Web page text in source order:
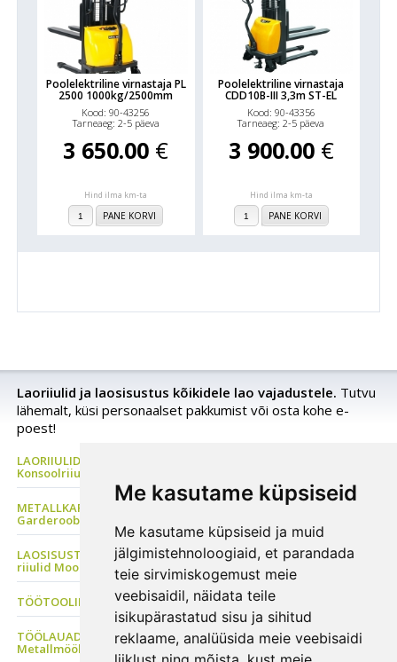
Me kasutame küpsiseid
Me kasutame küpsiseid ja muid
jälgimistehnoloogiaid, et parandada
teie sirvimiskogemust meie
veebisaidil, näidata teile
isikupärastatud sisu ja sihitud
reklaame, analüüsida meie veebisaidi
Poolelektriline virnastaja PL
2500 1000kg/2500mm
Kood: 90-43256
Tarneaeg: 2-5 päeva
3 650.00 €
Hind ilma km-ta
PANE KORVI
Poolelektriline virnastaja
CDD10B-III 3,3m ST-EL
Kood: 90-43356
Tarneaeg: 2-5 päeva
3 900.00 €
Hind ilma km-ta
PANE KORVI
Laoriiulid ja laosisustus kõikidele lao vajadustele. Tutvu
lähemalt, küsi personaalset pakkumist või osta kohe e-
poest!
LAORIIULID Metallriiul, Kaubaaluste riiul, Rehviriiul,
Konsoolriiul, Korrusladu
METALLKAPP Metallist Riidekapp, Kontorikapp,
Garderoobikapp, Tööriistakapp
LAOSISUSTUS, Plastkarbid, Laomööbel, PVC kardinad, Metallist
riiulid Moodulriiulid
TÖÖTOOLID Sadultoolid, Ratastaburetid, ESD tool
TÖÖLAUAD Tööstusmööbel, Töökojakapp, Perfosein, Seisulaud
Metallmööbel